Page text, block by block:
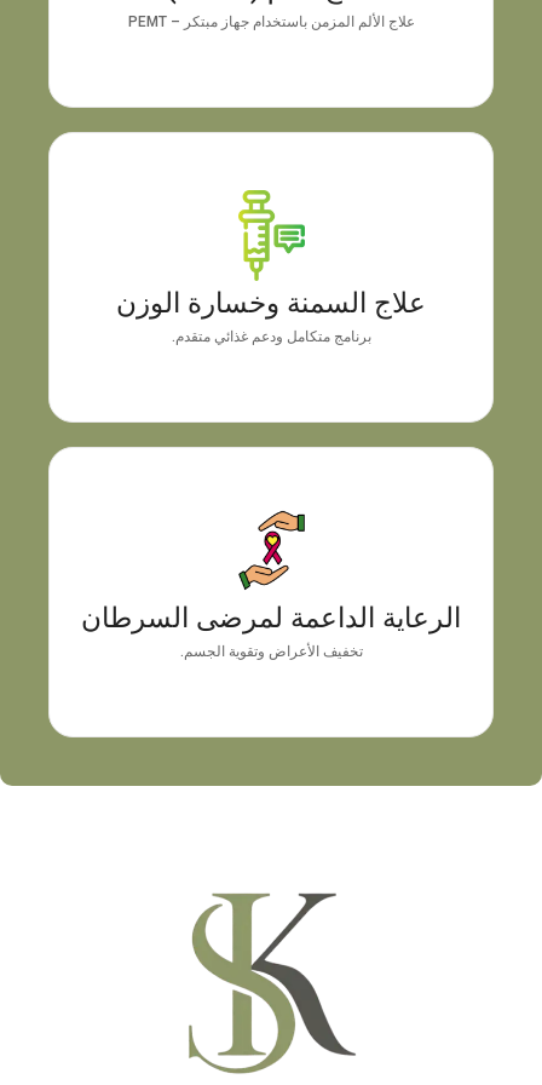
علاج الألم المزمن باستخدام جهاز مبتكر – PEMT
علاج السمنة وخسارة الوزن
برنامج متكامل ودعم غذائي متقدم.
علاج السمنة وخسارة الوزن
يركز العلاج على تغيير تكوين الجسم وتحسين عملية التمثيل
الغذائي، بالإضافة إلى التقنيات الداعمة، لضمان فقدان
الوزن الصحي والحفاظ على النتائج بمرور الوقت.
الرعاية الداعمة لمرضى السرطان
تخفيف الأعراض وتقوية الجسم.
الرعاية الداعمة لمرضى السرطان
نهج طبي شخصي يجمع بين التشخيص الدقيق، وموازنة
الأعراض، والتوجيه المهني